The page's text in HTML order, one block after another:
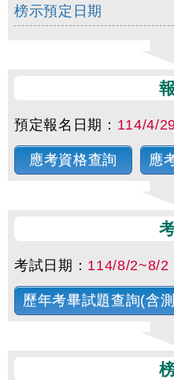
榜示預定日期
預定報名日期： 114/4/
應考資格查詢 應
考試日期： 114/8/2~8/2
歷年考畢試題查詢(含